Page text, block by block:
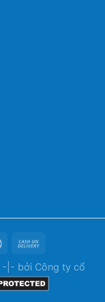
-|- bởi Công ty cổ